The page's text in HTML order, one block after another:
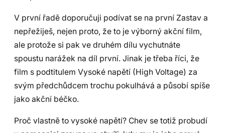
V první řadě doporučuji podívat se na první Zastav a
nepřežiješ, nejen proto, že to je výborný akční film,
ale protože si pak ve druhém dílu vychutnáte
spoustu narážek na díl první. Jinak je třeba říci, že
film s podtitulem Vysoké napětí (High Voltage) za
svým předchůdcem trochu pokulhává a působí spíše
jako akční béčko.
Proč vlastně to vysoké napětí? Chev se totiž probudí